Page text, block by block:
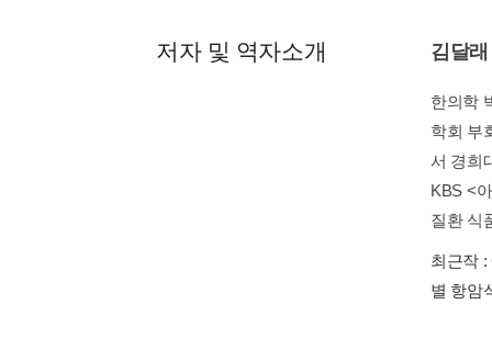
저자 및 역자소개 김달래
한의학
학회 부
서 경희
KBS <
질환 식
최근작 :
별 항암